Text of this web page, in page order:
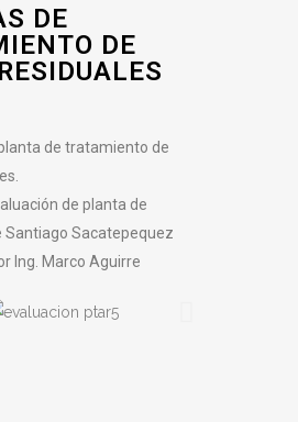
DE
DE
de tratamiento de
de planta de
Sacatepequez
Ing. Marco Aguirre